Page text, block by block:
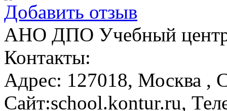
Добавить отзыв
АНО ДПО Учебный
Контакты:
Адрес: 127018, Москва ,
Сайт:school.kontur.ru,